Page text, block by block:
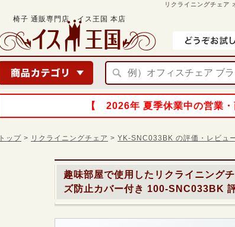
リクライニングチェ
椅子 通販専門店 イス王国 本店
【 2026年 夏季休業中の営業
トップ > リクライニングチェア > YK-SNC033BK の評価・レビュ
趣味部屋で使用した リクライニング
ズ防止カバー付き 100-SNC033BK